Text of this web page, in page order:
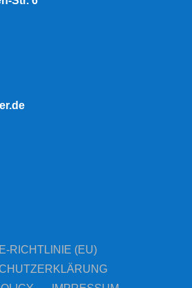
RICHTLINIE (EU)